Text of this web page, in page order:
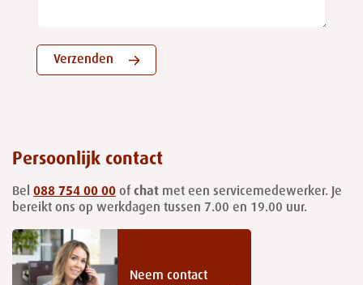
Verzenden
Persoonlijk contact
Bel 088 754 00 00 of chat met een servicemedewerker. Je
bereikt ons op werkdagen tussen 7.00 en 19.00 uur.
Neem contact